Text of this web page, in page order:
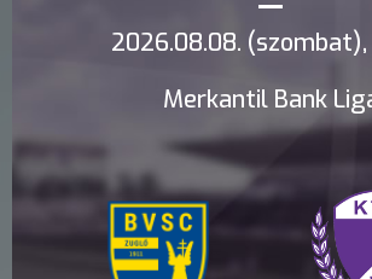
2026.08.08. (szombat),
Merkantil Bank